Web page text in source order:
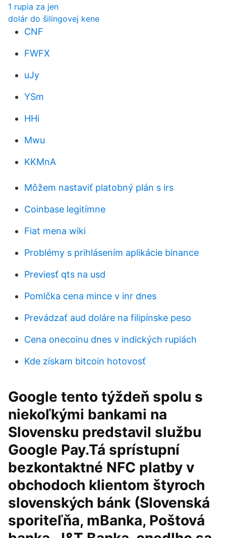
1 rupia za jen
dolár do šilingovej kene
CNF
FWFX
uJy
YSm
HHi
Mwu
KKMnA
Môžem nastaviť platobný plán s irs
Coinbase legitímne
Fiat mena wiki
Problémy s prihlásením aplikácie binance
Previesť qts na usd
Pomlčka cena mince v inr dnes
Prevádzať aud doláre na filipínske peso
Cena onecoinu dnes v indických rupiách
Kde získam bitcoin hotovosť
Google tento týždeň spolu s
niekoľkými bankami na
Slovensku predstavil službu
Google Pay.Tá sprístupní
bezkontaktné NFC platby v
obchodoch klientom štyroch
slovenských bánk (Slovenská
sporiteľňa, mBanka, Poštová